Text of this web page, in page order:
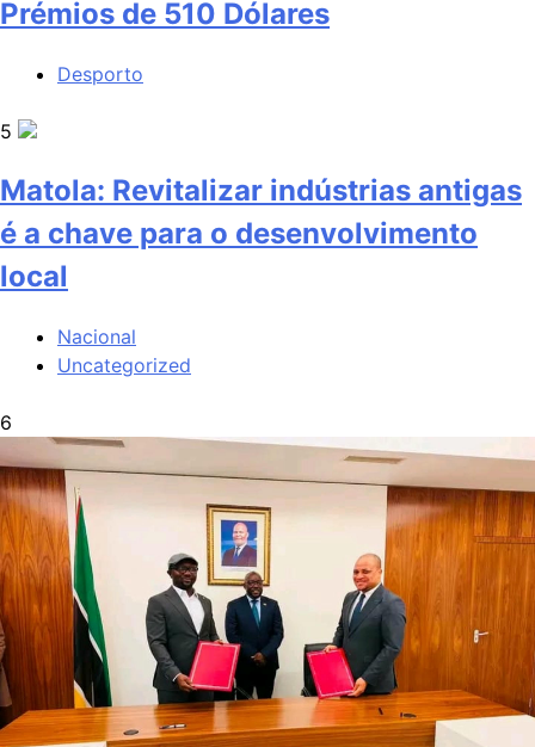
Prémios de 510 Dólares
Desporto
5
Matola: Revitalizar indústrias antigas
é a chave para o desenvolvimento
local
Nacional
Uncategorized
6